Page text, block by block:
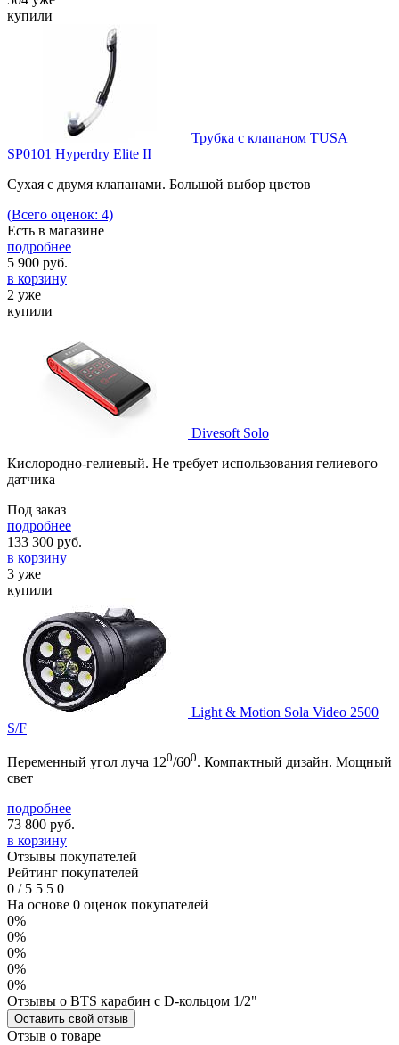
купили
Трубка с клапаном TUSA
SP0101 Hyperdry Elite II
Сухая с двумя клапанами. Большой выбор цветов
(Всего оценок: 4)
Есть в магазине
подробнее
5 900 руб.
в корзину
2 уже
купили
Divesoft Solo
Кислородно-гелиевый. Не требует использования гелиевого
датчика
Под заказ
подробнее
133 300 руб.
в корзину
3 уже
купили
Light & Motion Sola Video 2500
S/F
Переменный угол луча 120/600. Компактный дизайн. Мощный
свет
подробнее
73 800 руб.
в корзину
Отзывы покупателей
Рейтинг покупателей
0 /5 5 5 0
На основе 0 оценок покупателей
0%
0%
0%
0%
0%
Отзывы о BTS карабин с D-кольцом 1/2"
Оставить свой отзыв
Отзыв о товаре